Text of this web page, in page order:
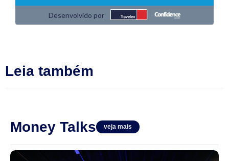
Leia também
Money Talks veja mais